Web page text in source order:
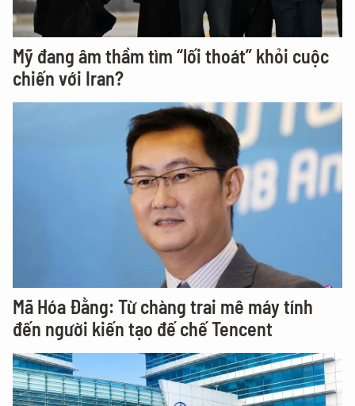
Mỹ đang âm thầm tìm “lối thoát” khỏi cuộc
chiến với Iran?
Mã Hóa Đằng: Từ chàng trai mê máy tính
đến người kiến tạo đế chế Tencent